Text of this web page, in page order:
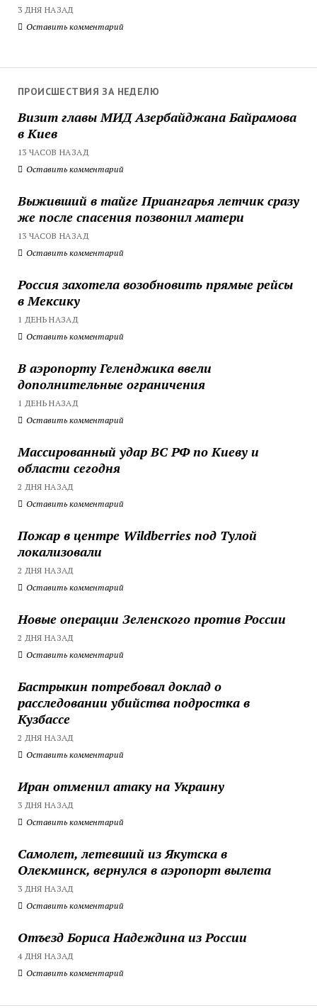
3 ДНЯ НАЗАД
Оставить комментарий
ПРОИСШЕСТВИЯ ЗА НЕДЕЛЮ
Визит главы МИД Азербайджана Байрамова
в Киев
13 ЧАСОВ НАЗАД
Оставить комментарий
Выживший в тайге Приангарья летчик сразу
же после спасения позвонил матери
13 ЧАСОВ НАЗАД
Оставить комментарий
Россия захотела возобновить прямые рейсы
в Мексику
1 ДЕНЬ НАЗАД
Оставить комментарий
В аэропорту Геленджика ввели
дополнительные ограничения
1 ДЕНЬ НАЗАД
Оставить комментарий
Массированный удар ВС РФ по Киеву и
области сегодня
2 ДНЯ НАЗАД
Оставить комментарий
Пожар в центре Wildberries под Тулой
локализовали
2 ДНЯ НАЗАД
Оставить комментарий
Новые операции Зеленского против России
2 ДНЯ НАЗАД
Оставить комментарий
Бастрыкин потребовал доклад о
расследовании убийства подростка в
Кузбассе
2 ДНЯ НАЗАД
Оставить комментарий
Иран отменил атаку на Украину
3 ДНЯ НАЗАД
Оставить комментарий
Самолет, летевший из Якутска в
Олекминск, вернулся в аэропорт вылета
3 ДНЯ НАЗАД
Оставить комментарий
Отъезд Бориса Надеждина из России
4 ДНЯ НАЗАД
Оставить комментарий